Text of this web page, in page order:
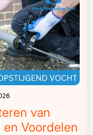
van
Voordelen